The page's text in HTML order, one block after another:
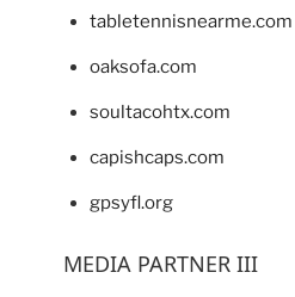
tabletennisnearme.com
oaksofa.com
soultacohtx.com
capishcaps.com
gpsyfl.org
MEDIA PARTNER III